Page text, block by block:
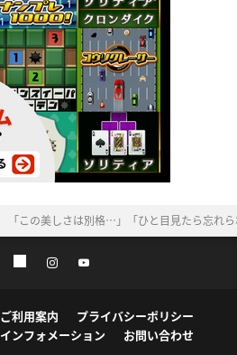
「この美しさは別格…」「ひと目見たら忘れ
ご利用案内
プライバシーポリシー
インフォメーション お問い合わせ